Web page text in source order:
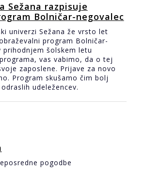
Sežana razpisuje
Bolničar-negovalec
univerzi Sežana že vrsto let
program Bolničar-
prihodnjem šolskem letu
vas vabimo, da o tej
zaposlene. Prijave za novo
Program skušamo čim bolj
udeležencev.
pogodbe